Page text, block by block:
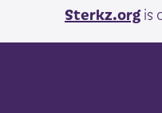
Sterkz.orgis